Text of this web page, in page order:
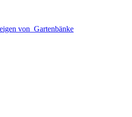
von Gartenbänke